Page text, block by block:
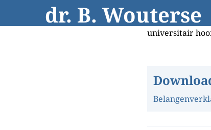
dr. B. Wouterse
universitair